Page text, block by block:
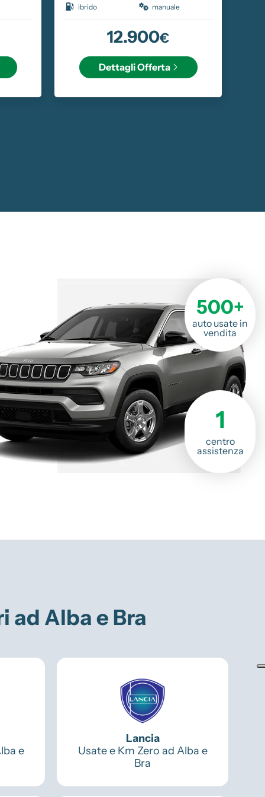
ibrido
manuale
12.900€
DettagliOfferta
500+
auto usate in
vendita
1
centro
assistenza
ad Alba e Bra
e
Lancia
Usate e Km Zero ad Alba e
Bra